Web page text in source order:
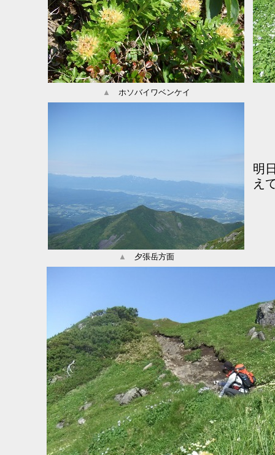
▲ ホソバイワベンケイ
明
え
▲ 夕張岳方面